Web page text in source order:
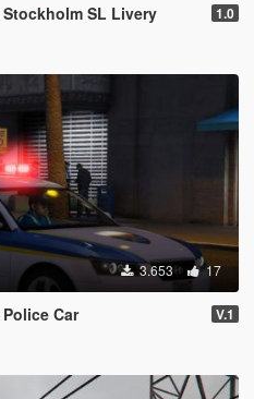
SL Livery 1.0
3.653 17
Car V.1